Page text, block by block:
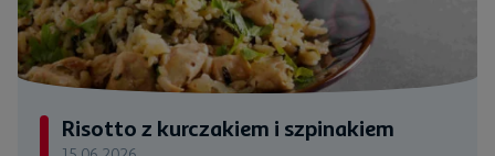
Risotto z kurczakiem i szpinakiem